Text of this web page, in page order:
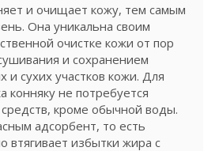
и очищает кожу, тем самым
Она уникальна своим
очистке кожи от пор
и сохранением
и сухих участков кожи. Для
конняку не потребуется
кроме обычной воды.
адсорбент, то есть
втягивает избытки жира с